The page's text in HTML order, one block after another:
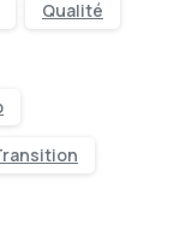
Qualité